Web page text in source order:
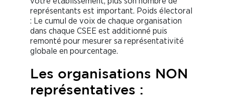
représentants est important. Poids électoral
: Le cumul de voix de chaque organisation
dans chaque CSEE est additionné puis
remonté pour mesurer sa représentativité
globale en pourcentage.
Les organisations NON
représentatives :